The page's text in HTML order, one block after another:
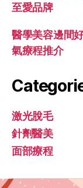
至愛品牌
醫學美容邊間
氣療程推介
激光脫毛
針劑醫美
面部療程